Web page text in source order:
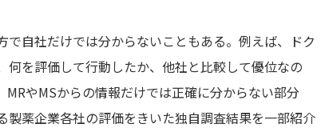
で自社だけでは分からないこともある。例えば、ドク
を評価して行動したか、他社と比較して優位なの
やMSからの情報だけでは正確に分からない部分
製薬企業各社の評価をきいた独自調査結果を一部紹介